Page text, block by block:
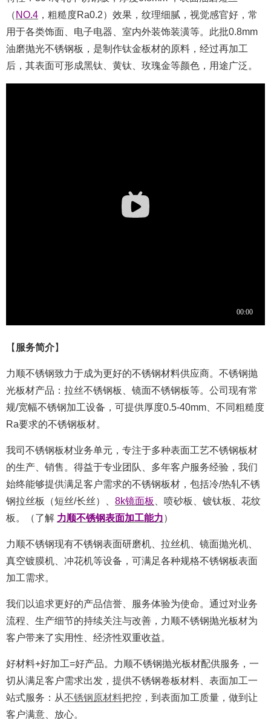
（ NO.4 ，粗糙度Ra0.2）效果，纹理细腻，视觉感官好，常
用于各类饰面、电子电器、室内外装饰装潢等。此批0.8mm
油磨抛光不锈钢板，是制作钛金板材的原料，经过再加工
后，其表面可形成黑钛、黄钛、玫瑰金等颜色，用途广泛。
【 服务简介】
力顺不锈钢致力于成为更好的不锈钢材料供应商。 不锈钢抛
光板材产品： 拉丝不锈钢板、镜面不锈钢板等。公司现有常
规/宽幅不锈钢加工设备，可提供厚度0.5-40mm、不同粗糙度
Ra要求的不锈钢板材。
我司不锈钢板材业务单元，专注于多种表面工艺不锈钢板材
的生产、销售。得益于专业团队、多年客户服务经验，我们
始终能够提供满足客户需求的不锈钢板材，包括冷/热轧不锈
钢拉丝板（短丝/长丝）、 8k镜面板
、喷砂板、镀钛板、花纹
板。（了解 力顺不锈钢表面加工能力）
力顺不锈钢现有不锈钢表面研磨机、拉丝机、镜面抛光机、
真空镀膜机、冲花机等设备，可满足各种规格不锈钢板表面
加工需求。
我们以追求更好的产品信誉、服务体验为使命。通过对业务
流程、生产细节的持续关注与改善，力顺不锈钢抛光板材为
客户带来了实用性、经济性双重收益。
好材料+好加工=好产品。 力顺不锈钢抛光板材配供服务，一
切从满足客户需求出发，提供不锈钢卷板材料、表面加工一
站式服务：从不锈钢原材料把控，到表面加工质量，做到让
客户满意、放心。